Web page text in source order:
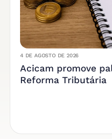
4 DE AGOSTO DE 2026
Acicam promove
Reforma Tributária